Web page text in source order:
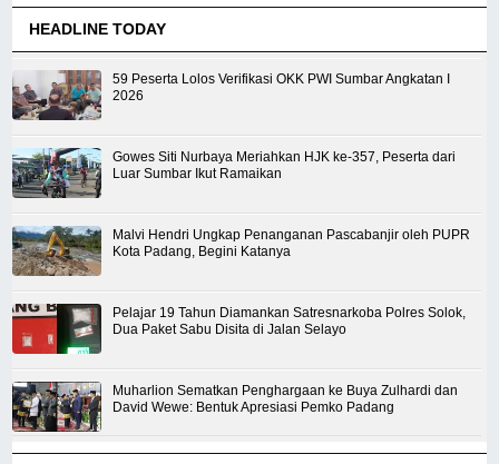
HEADLINE TODAY
59 Peserta Lolos Verifikasi OKK PWI Sumbar Angkatan I
2026
Gowes Siti Nurbaya Meriahkan HJK ke-357, Peserta dari
Luar Sumbar Ikut Ramaikan
Malvi Hendri Ungkap Penanganan Pascabanjir oleh PUPR
Kota Padang, Begini Katanya
Pelajar 19 Tahun Diamankan Satresnarkoba Polres Solok,
Dua Paket Sabu Disita di Jalan Selayo
Muharlion Sematkan Penghargaan ke Buya Zulhardi dan
David Wewe: Bentuk Apresiasi Pemko Padang